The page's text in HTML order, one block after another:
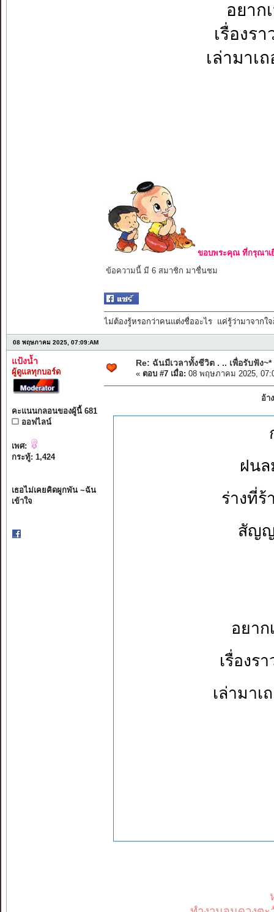
อยาก
เรื่องร
เล่ามาเ
ขอบพระคุณ ที่กรุณาเ
ข้อความนี้ มี 6 สมาชิก มาชื่นชม
ไม่ต้องรู้หรอกว่าคนแต่งชื่ออะไร แค่รู้ว่ามาจากใ
08 พฤษภาคม 2025, 07:09:AM
แป้งน้ำ
ผู้ดูแลทุกบอร์ด
คะแนนกลอนของผู้นี้ 681
ออฟไลน์
เพศ:
กระทู้: 1,424
เธอไม่เคยคิดผูกพัน ~ฉัน
เข้าใจ
Re: ฉันมีเวลาทั้งชีวิต . .. เพื่อรับฟัง~*
« ตอบ #7 เมื่อ: 08 พฤษภาคม 2025,
อ้า
ฝน
ร่างที่ร้
สัญญ
อยา
เรื่องร
เล่ามา